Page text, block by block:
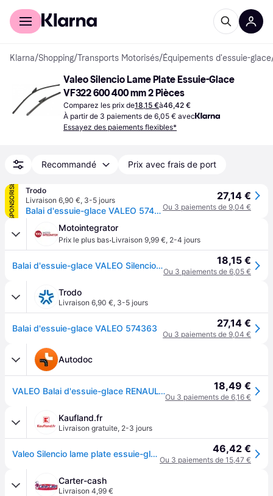
Acheter avec Klarna
Klarna/Shopping/Transports Motorisés/Équipements d'essuie-glace
Valeo Silencio Lame Plate Essuie-Glace
VF322 600 400 mm 2 Pièces
Comparez les prix de18,15 €à46,42 €
À partir de 3 paiements de 6,05 € avec
Essayez des paiements flexibles*
Recommandé Prix avec frais de port
SPONSORISÉ
Trodo
Livraison 6,90 €, 3-5 jours
Balai d'essuie-glace VALEO 574363
27,14 €
Ou 3 paiements de 9,04 €
Motointegrator
Prix le plus bas·Livraison 9,99 €, 2-4 jours
Balai d'essuie-glace VALEO Silencio Xtrm VF322, 600/400mm, Avant, 2 Pièce 18,15 €
Ou 3 paiements de 6,05 €
Trodo
Livraison 6,90 €, 3-5 jours
Balai d'essuie-glace VALEO 574363 27,14 €
Ou 3 paiements de 9,04 €
Autodoc
VALEO Balai d'essuie-glace RENAULT,PEUGEOT,CITROËN 574363 1609068880,1609069080,288902488R 288905214R,1642332780,6423J2,6423K0,1613158380,288905755R 18,49 €
Ou 3 paiements de 6,16 €
Kaufland.fr
Livraison gratuite, 2-3 jours
Valeo Silencio lame plate essuie-glace VF322 600 + 400 mm 2 pièces 46,42 €
Ou 3 paiements de 15,47 €
Carter-cash
Livraison 4,99 €